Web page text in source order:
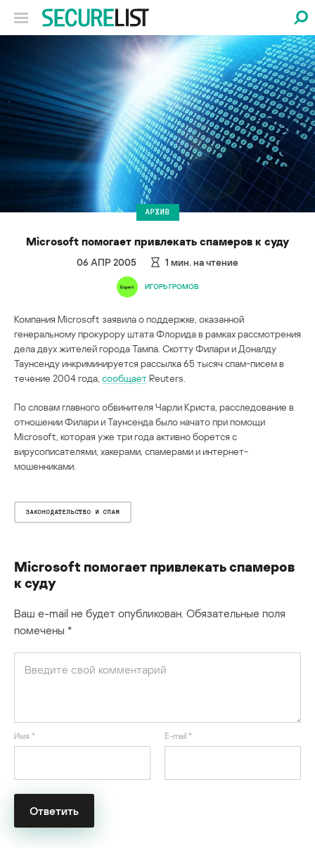
АРХИВ
Microsoft помогает привлекать спамеров к суду
06 АПР 2005 1 мин. на чтение
ИГОРЬ ГРОМОВ
Компания Microsoft заявила о поддержке, оказанной
генеральному прокурору штата Флорида в рамках рассмотрения
дела двух жителей города Тампа. Скотту Филари и Доналду
Таунсенду инкриминируется рассылка 65 тысяч спам-писем в
течение 2004 года, сообщаетReuters.
По словам главного обвинителя Чарли Криста, расследование в
отношении Филари и Таунсенда было начато при помощи
Microsoft, которая уже три года активно борется с
вирусописателями, хакерами, спамерами и интернет-
мошенниками.
ЗАКОНОДАТЕЛЬСТВО И СПАМ
Microsoft помогает привлекать спамеров
к суду
Ваш e-mail не будет опубликован. Обязательные поля
помечены *
Имя * E-mail *